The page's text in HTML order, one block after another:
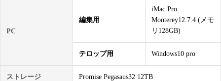
PC
編集用
iMac Pro
Monterey12.7.4 (メモ
リ128GB)
テロップ用 Windows10 pro
ストレージ Promise Pegasaus32 12TB